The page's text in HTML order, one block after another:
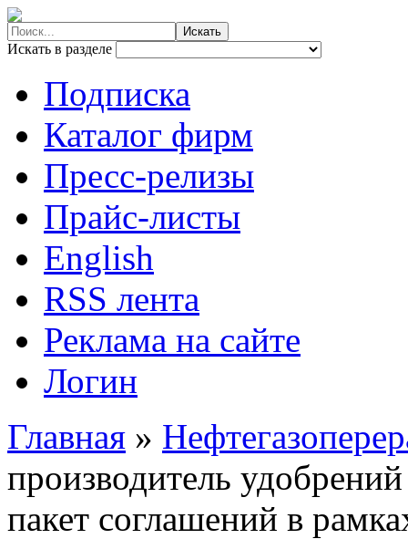
Искать в разделе
Подписка
Каталог фирм
Пресс-релизы
Прайс-листы
English
RSS лента
Реклама на сайте
Логин
Главная »
производитель
пакет соглашений в